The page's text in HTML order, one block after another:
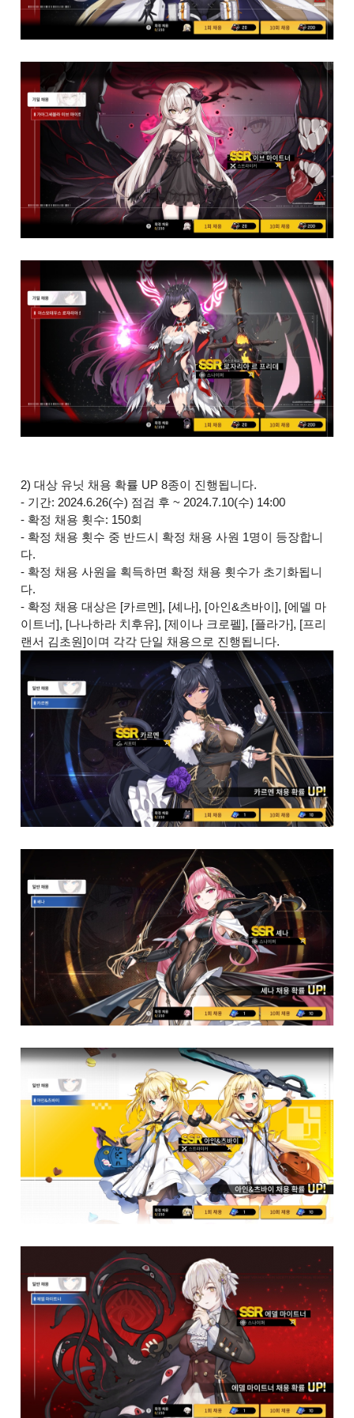
2) 대상 유닛 채용 확률 UP 8종이 진행됩니다.
- 기간: 2024.6.26(수) 점검 후 ~ 2024.7.10(수) 14:00
- 확정 채용 횟수: 150회
- 확정 채용 횟수 중 반드시 확정 채용 사원 1명이 등장합니
다.
- 확정 채용 사원을 획득하면 확정 채용 횟수가 초기화됩니
다.
- 확정 채용 대상은 [카르멘], [셰나], [아인&츠바이], [에델 마
이트너], [나나하라 치후유], [제이나 크로펠], [플라가], [프리
랜서 김초원]이며 각각 단일 채용으로 진행됩니다.